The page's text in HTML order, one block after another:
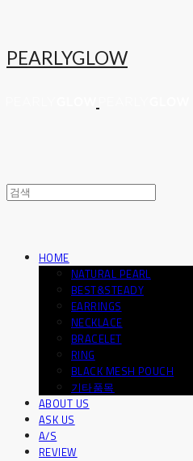
PEARLYGLOW
HOME
NATURAL PEARL
BEST&STEADY
EARRINGS
NECKLACE
BRACELET
RING
BLACK MESH POUCH
기타품목
ABOUT US
ASK US
A/S
REVIEW